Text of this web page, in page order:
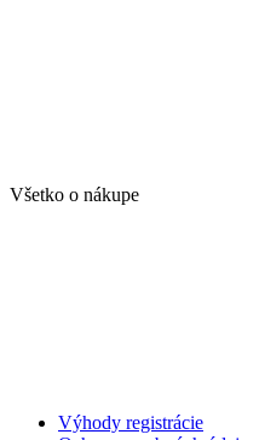
Všetko o nákupe
Výhody registrácie